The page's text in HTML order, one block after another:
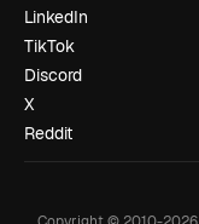
LinkedIn
TikTok
Discord
X
Reddit